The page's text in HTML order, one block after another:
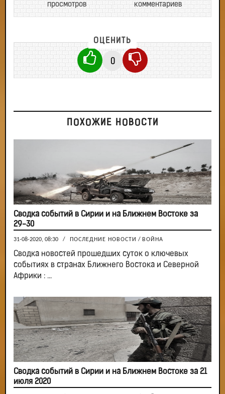
просмотров комментариев
ОЦЕНИТЬ
0
ПОХОЖИЕ НОВОСТИ
Сводка событий в Сирии и на Ближнем Востоке за
29-30
31-08-2020, 08:30 / ПОСЛЕДНИЕ НОВОСТИ / ВОЙНА
Сводка новостей прошедших суток о ключевых
событиях в странах Ближнего Востока и Северной
Африки : ...
Сводка событий в Сирии и на Ближнем Востоке за 21
июля 2020